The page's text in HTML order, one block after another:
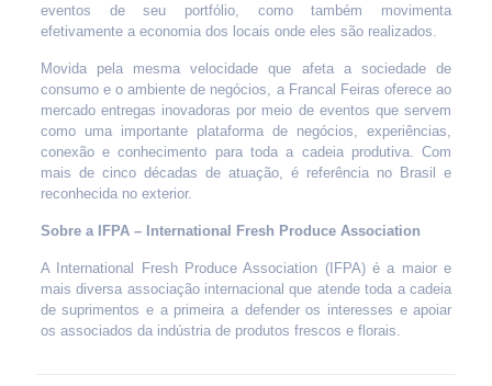
eventos de seu portfólio, como também movimenta
efetivamente a economia dos locais onde eles são realizados.
Movida pela mesma velocidade que afeta a sociedade de
consumo e o ambiente de negócios, a Francal Feiras oferece ao
mercado entregas inovadoras por meio de eventos que servem
como uma importante plataforma de negócios, experiências,
conexão e conhecimento para toda a cadeia produtiva. Com
mais de cinco décadas de atuação, é referência no Brasil e
reconhecida no exterior.
Sobre a IFPA – International Fresh Produce Association
A International Fresh Produce Association (IFPA) é a maior e
mais diversa associação internacional que atende toda a cadeia
de suprimentos e a primeira a defender os interesses e apoiar
os associados da indústria de produtos frescos e florais.